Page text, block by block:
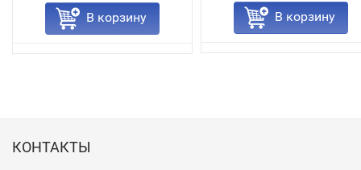
В корзину В корзину
КОНТАКТЫ